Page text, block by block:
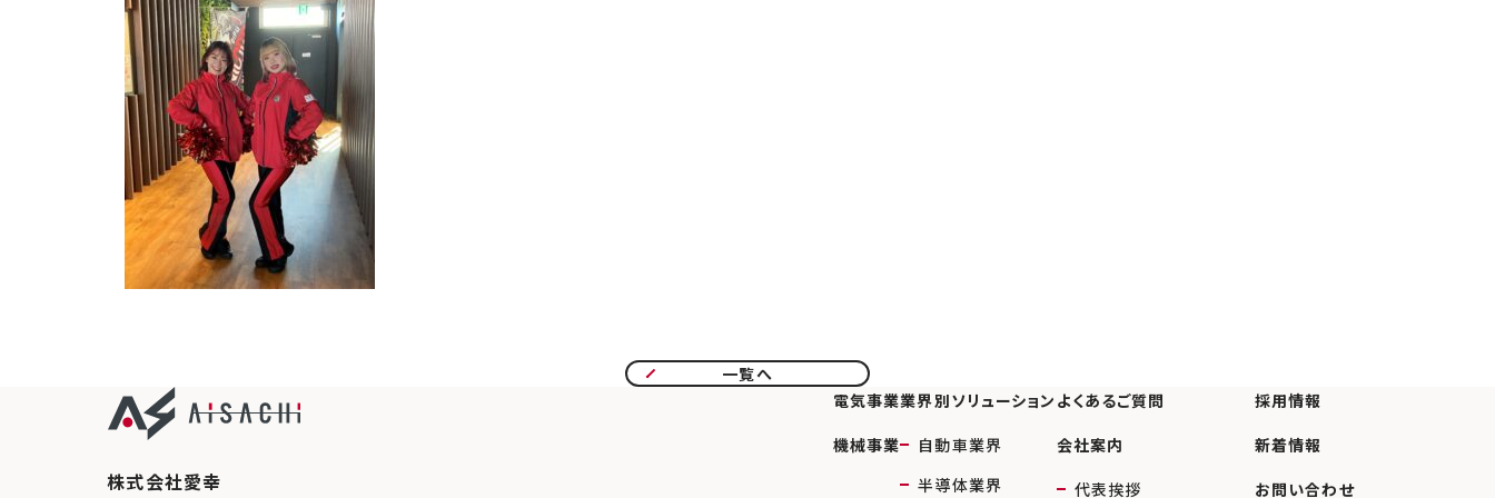
一覧へ
株式会社愛幸
電気事業
機械事業
業界別ソリューション
自動車業界
半導体業界
よくあるご質問
会社案内
代表挨拶
採用情報
新着情報
お問い合わせ